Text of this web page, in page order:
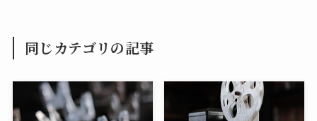
同じカテゴリの記事